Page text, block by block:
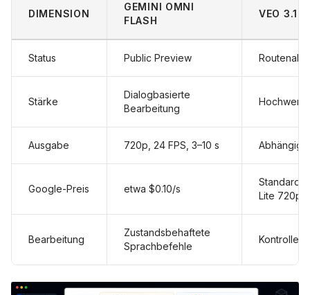
DIMENSION
GEMINI OMNI
FLASH
VEO 3.1
Status Public Preview
Stärke
Dialogbasierte
Bearbeitung
Ausgabe 720p, 24 FPS, 3–10 s Abhängig
Google-Preis etwa $0.10/s
Standard
Lite 720p
Bearbeitung
Zustandsbehaftete
Sprachbefehle
Kontrollen